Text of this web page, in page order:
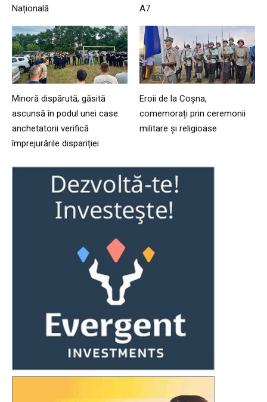
Națională
A7
Minoră dispărută, găsită
ascunsă în podul unei case:
anchetatorii verifică
împrejurările dispariției
Eroii de la Coșna,
comemorați prin ceremonii
militare și religioase